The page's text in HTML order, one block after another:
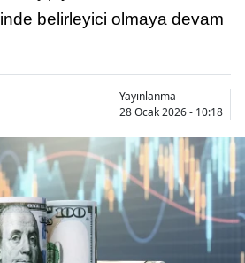
belirleyici olmaya devam
Yayınlanma
28 Ocak 2026 - 10:18